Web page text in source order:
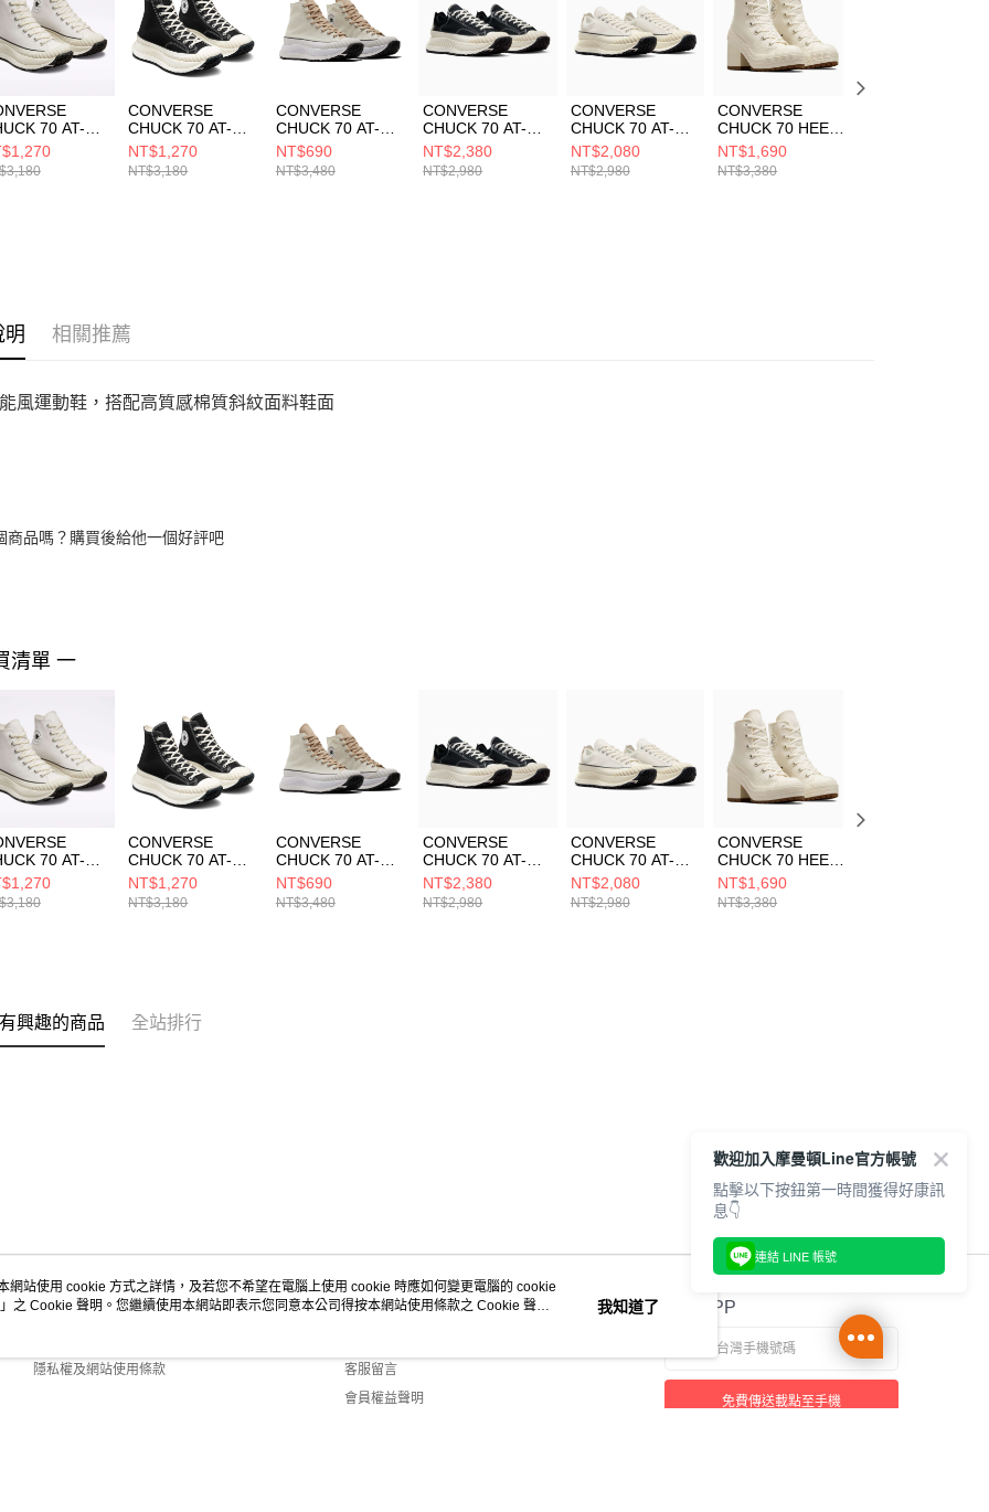
形，恩沛科技股份有限公司將有權停止該用戶之使用額度並採取法律行
動。
70 AT-CX
EGRET 男
底 增高 休閒
CONVERSE
CHUCK 70 AT-CX
HI
BLACK/EGRET/B
LACK 男女 厚底
NT$1,270
NT$3,180
CONVERSE
CHUCK 70 AT-CX
HI EGRET/OAT
MILK 男女 厚底 增
高 休閒鞋
NT$690
NT$3,480
CONVERSE
CHUCK 70 AT-CX
OX VINTAGE
WHITE/EGRET 男
女 厚底 休閒鞋
NT$2,380
NT$2,980
CONVERSE
CHUCK 70 AT-CX
OX VINTAGE
WHITE/EGRET 男
女 厚底 休閒鞋
NT$2,080
NT$2,980
CONVERSE
CHUCK 70 HEEL
HI
EGRET/EGRET/B
LACK 男女 休閒鞋
NT$1,690
NT$3,380
明 相關推薦
風運動鞋，搭配高質感棉質斜紋面料鞋面
商品嗎？購買後給他一個好評吧
清單 一
70 AT-CX
EGRET 男
底 增高 休閒
CONVERSE
CHUCK 70 AT-CX
HI
BLACK/EGRET/B
LACK 男女 厚底
NT$1,270
NT$3,180
CONVERSE
CHUCK 70 AT-CX
HI EGRET/OAT
MILK 男女 厚底 增
高 休閒鞋
NT$690
NT$3,480
CONVERSE
CHUCK 70 AT-CX
OX VINTAGE
WHITE/EGRET 男
女 厚底 休閒鞋
NT$2,380
NT$2,980
CONVERSE
CHUCK 70 AT-CX
OX VINTAGE
WHITE/EGRET 男
女 厚底 休閒鞋
NT$2,080
NT$2,980
CONVERSE
CHUCK 70 HEEL
HI
EGRET/EGRET/B
LACK 男女 休閒鞋
NT$1,690
NT$3,380
興趣的商品 全站排行
關於我們
隱私權及網站使用條款
客服資訊
客服留言
會員權益聲明
官方APP
免費傳送載點至手機
網站使用 cookie 方式之詳情，及若您不希望在電腦上使用 cookie 時應如何變更電腦的 cookie
」之 Cookie 聲明。您繼續使用本網站即表示您同意本公司得按本網站使用條款之 Cookie 聲明
我知道了
歡迎加入摩曼頓Line官方帳號
點擊以下按鈕第一時間獲得好康訊
息👇
連結 LINE 帳號